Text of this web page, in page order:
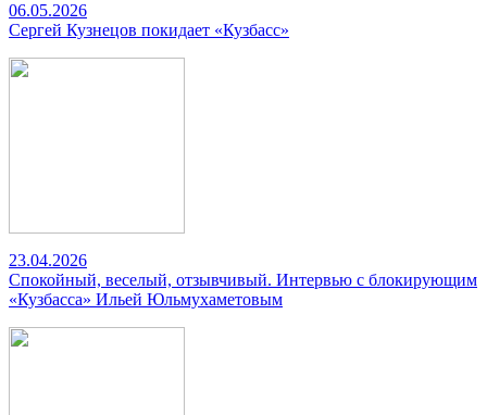
06.05.2026
Сергей Кузнецов покидает «Кузбасс»
23.04.2026
Спокойный, веселый, отзывчивый. Интервью с блокирующим
«Кузбасса» Ильей Юльмухаметовым